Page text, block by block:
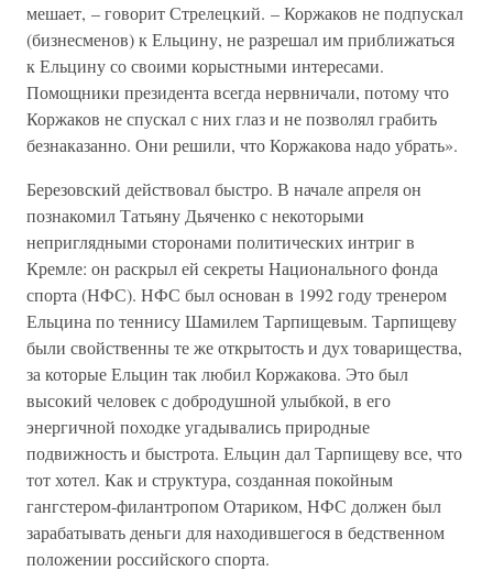
мешает, – говорит Стрелецкий. – Коржаков не подпускал
(бизнесменов) к Ельцину, не разрешал им приближаться
к Ельцину со своими корыстными интересами.
Помощники президента всегда нервничали, потому что
Коржаков не спускал с них глаз и не позволял грабить
безнаказанно. Они решили, что Коржакова надо убрать».
Березовский действовал быстро. В начале апреля он
познакомил Татьяну Дьяченко с некоторыми
неприглядными сторонами политических интриг в
Кремле: он раскрыл ей секреты Национального фонда
спорта (НФС). НФС был основан в 1992 году тренером
Ельцина по теннису Шамилем Тарпищевым. Тарпищеву
были свойственны те же открытость и дух товарищества,
за которые Ельцин так любил Коржакова. Это был
высокий человек с добродушной улыбкой, в его
энергичной походке угадывались природные
подвижность и быстрота. Ельцин дал Тарпищеву все, что
тот хотел. Как и структура, созданная покойным
гангстером-филантропом Отариком, НФС должен был
зарабатывать деньги для находившегося в бедственном
положении российского спорта.